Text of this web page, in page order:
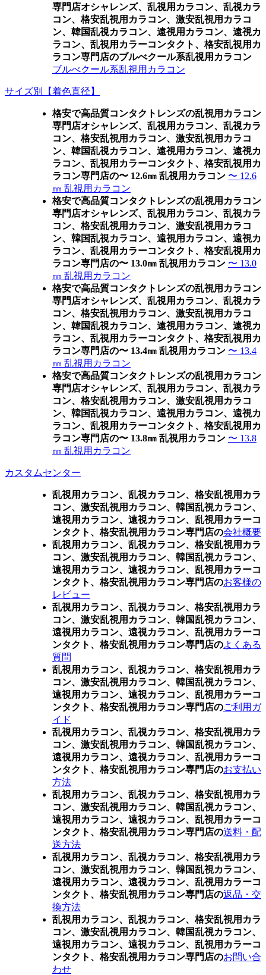
専門店オシャレンズ、乱視用カラコン、乱視カラ
コン、格安乱視用カラコン、激安乱視用カラコ
ン、韓国乱視カラコン、遠視用カラコン、遠視カ
ラコン、乱視用カラーコンタクト、格安乱視用カ
ラコン専門店のブルべクール系乱視用カラコン
ブルべクール系乱視用カラコン
サイズ別【着色直径】
格安で高品質コンタクトレンズの乱視用カラコン
専門店オシャレンズ、乱視用カラコン、乱視カラ
コン、格安乱視用カラコン、激安乱視用カラコ
ン、韓国乱視カラコン、遠視用カラコン、遠視カ
ラコン、乱視用カラーコンタクト、格安乱視用カ
ラコン専門店の〜 12.6㎜ 乱視用カラコン 〜 12.6
㎜ 乱視用カラコン
格安で高品質コンタクトレンズの乱視用カラコン
専門店オシャレンズ、乱視用カラコン、乱視カラ
コン、格安乱視用カラコン、激安乱視用カラコ
ン、韓国乱視カラコン、遠視用カラコン、遠視カ
ラコン、乱視用カラーコンタクト、格安乱視用カ
ラコン専門店の〜 13.0㎜ 乱視用カラコン 〜 13.0
㎜ 乱視用カラコン
格安で高品質コンタクトレンズの乱視用カラコン
専門店オシャレンズ、乱視用カラコン、乱視カラ
コン、格安乱視用カラコン、激安乱視用カラコ
ン、韓国乱視カラコン、遠視用カラコン、遠視カ
ラコン、乱視用カラーコンタクト、格安乱視用カ
ラコン専門店の〜 13.4㎜ 乱視用カラコン 〜 13.4
㎜ 乱視用カラコン
格安で高品質コンタクトレンズの乱視用カラコン
専門店オシャレンズ、乱視用カラコン、乱視カラ
コン、格安乱視用カラコン、激安乱視用カラコ
ン、韓国乱視カラコン、遠視用カラコン、遠視カ
ラコン、乱視用カラーコンタクト、格安乱視用カ
ラコン専門店の〜 13.8㎜ 乱視用カラコン 〜 13.8
㎜ 乱視用カラコン
カスタムセンター
乱視用カラコン、乱視カラコン、格安乱視用カラ
コン、激安乱視用カラコン、韓国乱視カラコン、
遠視用カラコン、遠視カラコン、乱視用カラーコ
ンタクト、格安乱視用カラコン専門店の会社概要
乱視用カラコン、乱視カラコン、格安乱視用カラ
コン、激安乱視用カラコン、韓国乱視カラコン、
遠視用カラコン、遠視カラコン、乱視用カラーコ
ンタクト、格安乱視用カラコン専門店のお客様の
レビュー
乱視用カラコン、乱視カラコン、格安乱視用カラ
コン、激安乱視用カラコン、韓国乱視カラコン、
遠視用カラコン、遠視カラコン、乱視用カラーコ
ンタクト、格安乱視用カラコン専門店のよくある
質問
乱視用カラコン、乱視カラコン、格安乱視用カラ
コン、激安乱視用カラコン、韓国乱視カラコン、
遠視用カラコン、遠視カラコン、乱視用カラーコ
ンタクト、格安乱視用カラコン専門店のご利用ガ
イド
乱視用カラコン、乱視カラコン、格安乱視用カラ
コン、激安乱視用カラコン、韓国乱視カラコン、
遠視用カラコン、遠視カラコン、乱視用カラーコ
ンタクト、格安乱視用カラコン専門店のお支払い
方法
乱視用カラコン、乱視カラコン、格安乱視用カラ
コン、激安乱視用カラコン、韓国乱視カラコン、
遠視用カラコン、遠視カラコン、乱視用カラーコ
ンタクト、格安乱視用カラコン専門店の送料・配
送方法
乱視用カラコン、乱視カラコン、格安乱視用カラ
コン、激安乱視用カラコン、韓国乱視カラコン、
遠視用カラコン、遠視カラコン、乱視用カラーコ
ンタクト、格安乱視用カラコン専門店の返品・交
換方法
乱視用カラコン、乱視カラコン、格安乱視用カラ
コン、激安乱視用カラコン、韓国乱視カラコン、
遠視用カラコン、遠視カラコン、乱視用カラーコ
ンタクト、格安乱視用カラコン専門店のお問い合
わせ